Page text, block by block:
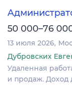
50 000–76
13 июля 2026
Дубровских
Удаленная
и продаж. Доход